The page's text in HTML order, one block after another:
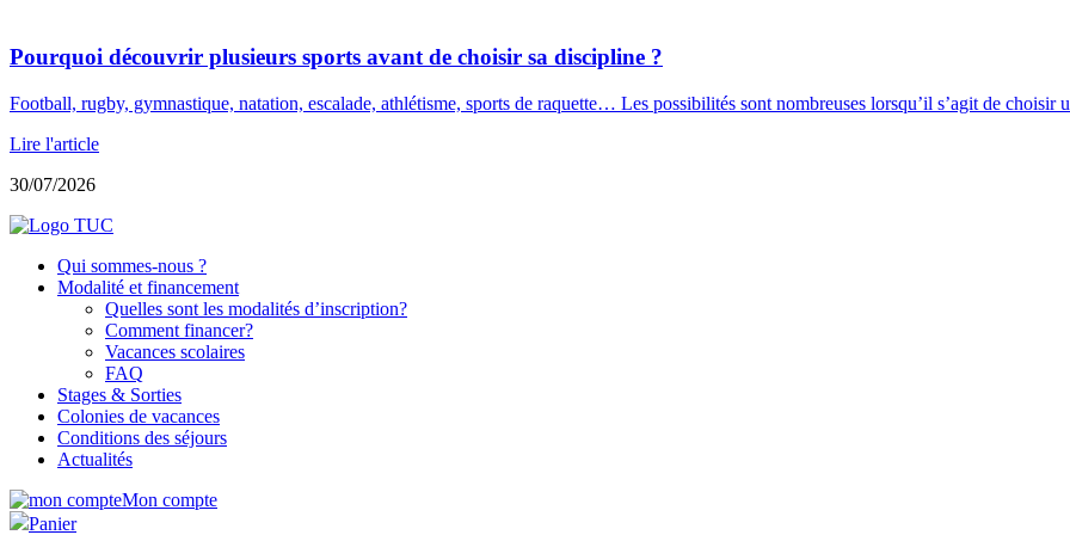
Pourquoi découvrir plusieurs sports avant de choisir sa discipline ?
Football, rugby, gymnastique, natation, escalade, athlétisme, sports de raquette… Les possibilités sont nombreuses lorsqu’il s’agit de
Lire l'article
30/07/2026
Qui sommes-nous ?
Modalité et financement
Quelles sont les modalités d’inscription?
Comment financer?
Vacances scolaires
FAQ
Stages & Sorties
Colonies de vacances
Conditions des séjours
Actualités
Mon compte
Panier